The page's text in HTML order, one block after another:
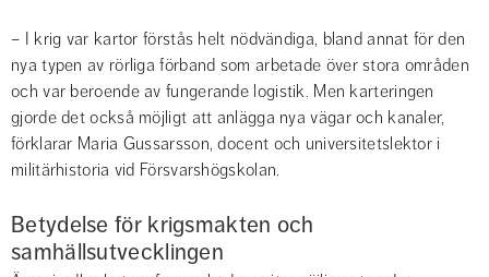
– I krig var kartor förstås helt nödvändiga, bland annat för den
nya typen av rörliga förband som arbetade över stora områden
och var beroende av fungerande logistik. Men karteringen
gjorde det också möjligt att anlägga nya vägar och kanaler,
förklarar Maria Gussarsson, docent och universitetslektor i
militärhistoria vid Försvarshögskolan.
Betydelse för krigsmakten och
samhällsutvecklingen